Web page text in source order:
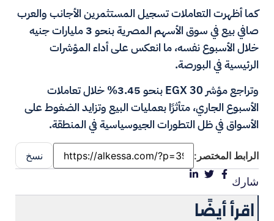
كما أظهرت التعاملات تسجيل المستثمرين الأجانب والعرب
صافي بيع في سوق الأسهم المصرية بنحو 3 مليارات جنيه
خلال الأسبوع نفسه، ما انعكس على أداء المؤشرات
الرئيسية في البورصة.
وتراجع مؤشر EGX 30 بنحو 3.45% خلال تعاملات
الأسبوع الجاري، متأثرًا بعمليات البيع وتزايد الضغوط على
الأسواق في ظل التطورات الجيوسياسية في المنطقة.
الرابط المختصر: نسخ
شارك
اقرأ أيضًا